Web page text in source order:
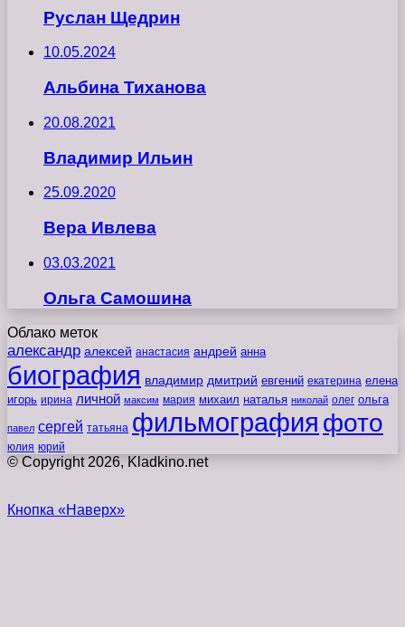
Руслан Щедрин
10.05.2024
Альбина Тиханова
20.08.2021
Владимир Ильин
25.09.2020
Вера Ивлева
03.03.2021
Ольга Самошина
Облако меток
александр алексей анастасия андрей анна
биография владимир дмитрий евгений екатерина елена
игорь ирина личной максим мария михаил наталья николай олег ольга
павел сергей татьяна фильмография фото
юлия юрий
© Copyright 2026, Kladkino.net
Кнопка «Наверх»